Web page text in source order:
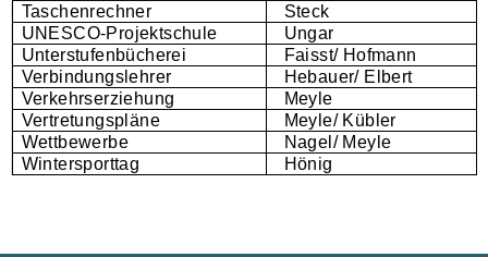
Taschenrechner
Steck
UNESCO-Projektschule
Ungar
Unterstufenbücherei
Faisst/ Hofmann
Verbindungslehrer
Hebauer/ Elbert
Verkehrserziehung
Meyle
Vertretungspläne
Meyle/ Kübler
Wettbewerbe
Nagel/ Meyle
Wintersporttag
Hönig